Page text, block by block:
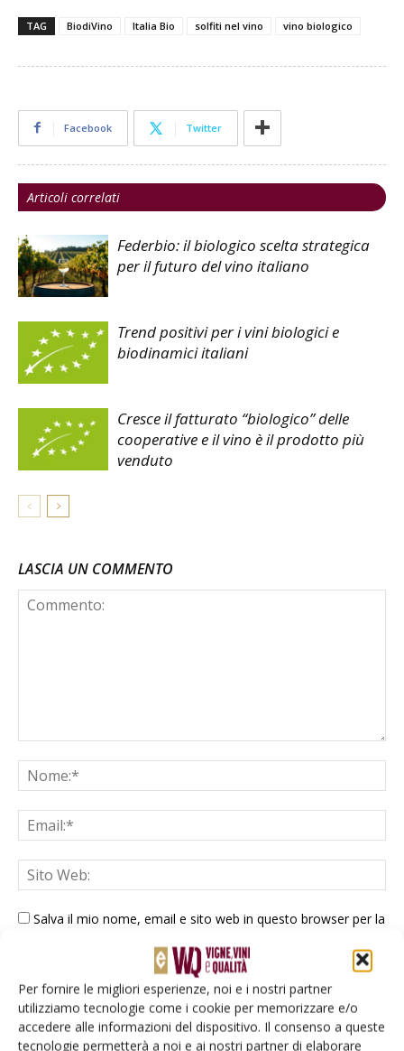
Per fornire le migliori esperienze, noi e i nostri partner
utilizziamo tecnologie come i cookie per memorizzare e/o
accedere alle informazioni del dispositivo. Il consenso a queste
tecnologie permetterà a noi e ai nostri partner di elaborare
TAG BiodiVino Italia Bio solfiti nel vino vino biologico
Facebook Twitter
Articoli correlati
Federbio: il biologico scelta strategica
per il futuro del vino italiano
Trend positivi per i vini biologici e
biodinamici italiani
Cresce il fatturato “biologico” delle
cooperative e il vino è il prodotto più
venduto
LASCIA UN COMMENTO
Salva il mio nome, email e sito web in questo browser per la